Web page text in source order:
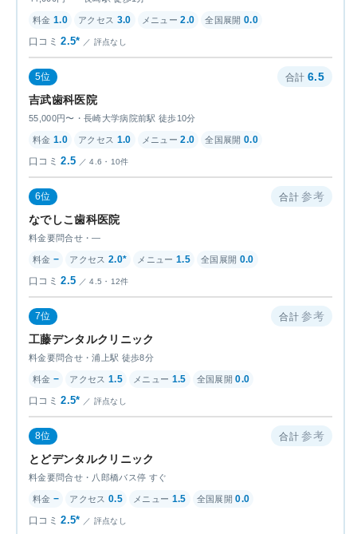
1.0
2.5* 評点なし
3.0 2.0 0.0
5位
吉武歯科医院
55,000円〜・長崎大学病院前駅 徒歩10分
6.5
1.0
2.5 4.6・10件
1.0 2.0 0.0
6位
なでしこ歯科医院
料金要問合せ・—
参考
−
2.5 4.5・12件
2.0* 1.5 0.0
7位
工藤デンタルクリニック
料金要問合せ・浦上駅 徒歩8分
参考
−
2.5* 評点なし
1.5 1.5 0.0
8位
とどデンタルクリニック
料金要問合せ・八郎橋バス停 すぐ
参考
−
2.5* 評点なし
0.5 1.5 0.0